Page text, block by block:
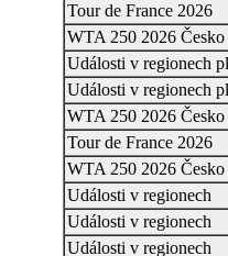
Tour de France 2026
WTA 250 2026 Česko
Události v regionech
Události v regionech
WTA 250 2026 Česko
Tour de France 2026
WTA 250 2026 Česko
Události v regionech
Události v regionech
Události v regionech